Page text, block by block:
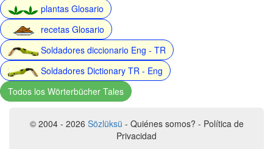
plantas Glosario
recetas Glosario
Soldadores diccionario Eng - TR
Soldadores Dictionary TR - Eng
Todos los Wörterbücher Tales
© 2004 - 2026 Sözlüksü - Quiénes somos? - Política de
Privacidad